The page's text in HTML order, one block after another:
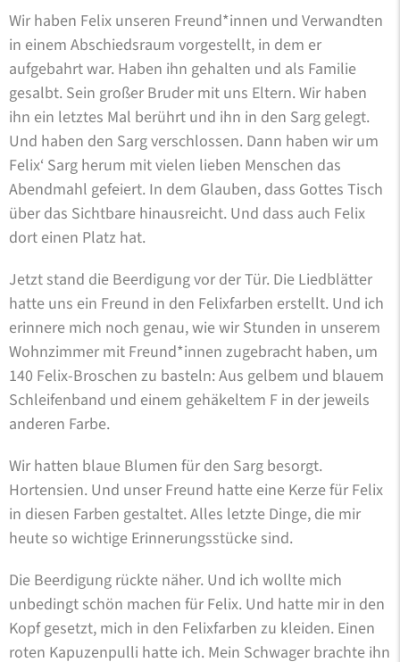
Wir haben Felix unseren Freund*innen und Verwandten
in einem Abschiedsraum vorgestellt, in dem er
aufgebahrt war. Haben ihn gehalten und als Familie
gesalbt. Sein großer Bruder mit uns Eltern. Wir haben
ihn ein letztes Mal berührt und ihn in den Sarg gelegt.
Und haben den Sarg verschlossen. Dann haben wir um
Felix‘ Sarg herum mit vielen lieben Menschen das
Abendmahl gefeiert. In dem Glauben, dass Gottes Tisch
über das Sichtbare hinausreicht. Und dass auch Felix
dort einen Platz hat.
Jetzt stand die Beerdigung vor der Tür. Die Liedblätter
hatte uns ein Freund in den Felixfarben erstellt. Und ich
erinnere mich noch genau, wie wir Stunden in unserem
Wohnzimmer mit Freund*innen zugebracht haben, um
140 Felix-Broschen zu basteln: Aus gelbem und blauem
Schleifenband und einem gehäkeltem F in der jeweils
anderen Farbe.
Wir hatten blaue Blumen für den Sarg besorgt.
Hortensien. Und unser Freund hatte eine Kerze für Felix
in diesen Farben gestaltet. Alles letzte Dinge, die mir
heute so wichtige Erinnerungsstücke sind.
Die Beerdigung rückte näher. Und ich wollte mich
unbedingt schön machen für Felix. Und hatte mir in den
Kopf gesetzt, mich in den Felixfarben zu kleiden. Einen
roten Kapuzenpulli hatte ich. Mein Schwager brachte ihn